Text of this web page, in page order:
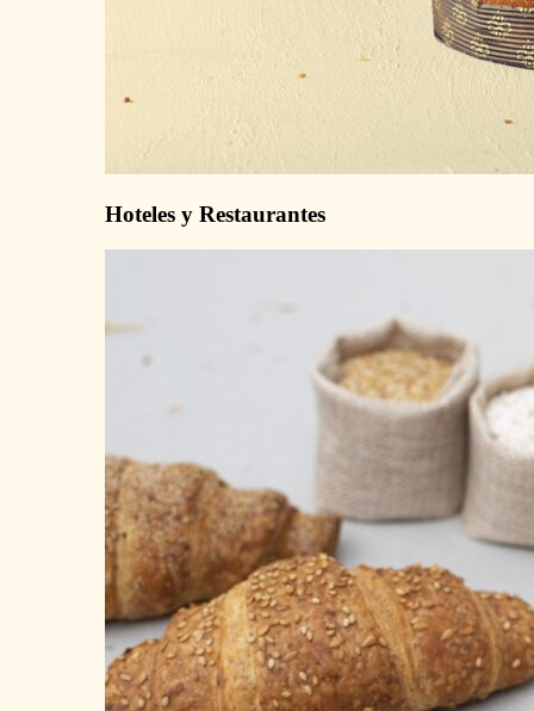
Hoteles y Restaurantes